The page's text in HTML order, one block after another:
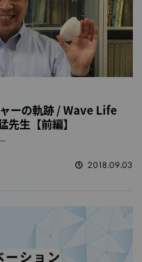
ーの軌跡 / Wave Life
生【前編】
2018.09.03